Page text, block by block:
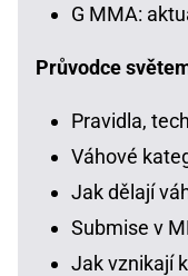
G MMA:
Průvodce
Pravidla,
Váhové
Jak dělají
Submise v
Jak vznikají